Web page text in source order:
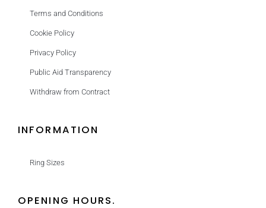
Terms and Conditions
Cookie Policy
Privacy Policy
Public Aid Transparency
Withdraw from Contract
INFORMATION
Ring Sizes
OPENING HOURS.